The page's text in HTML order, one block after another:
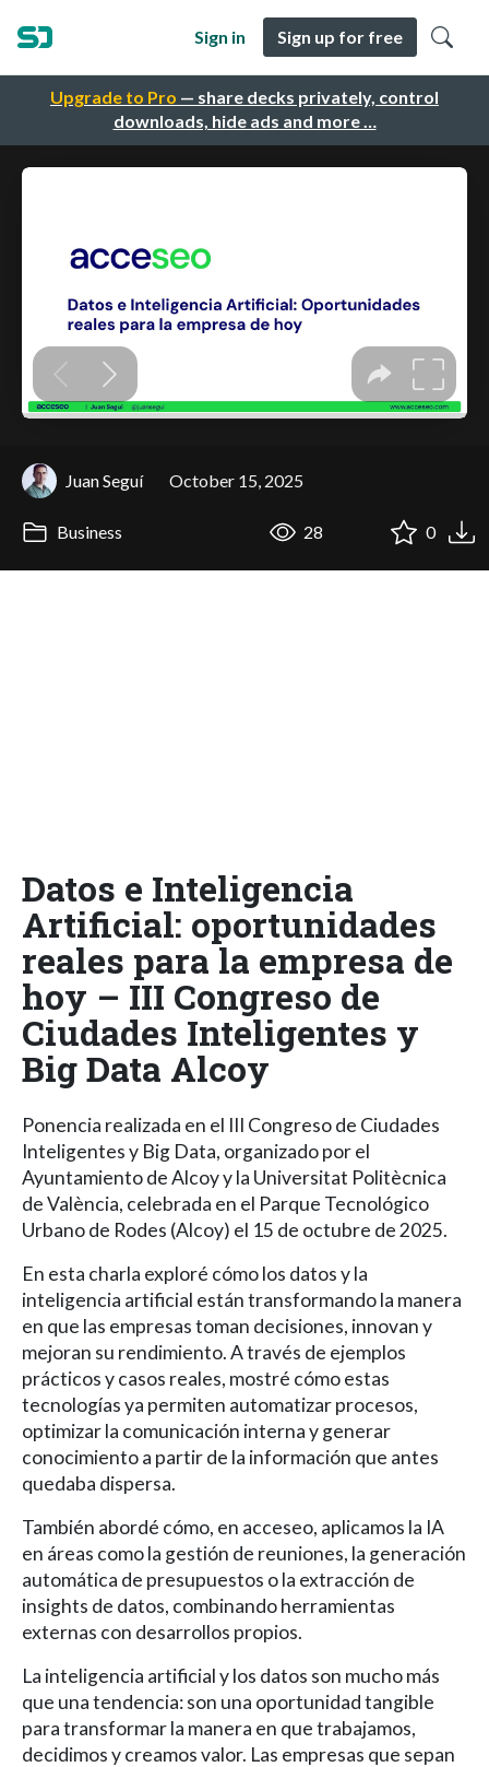
Upgrade to Pro — share decks privately, control
downloads, hide ads and more …
Sign in Sign up for free
Juan Seguí October 15, 2025
Business 28 0
Datos e Inteligencia
Artificial: oportunidades
reales para la empresa de
hoy – III Congreso de
Ciudades Inteligentes y
Big Data Alcoy
Ponencia realizada en el III Congreso de Ciudades
Inteligentes y Big Data, organizado por el
Ayuntamiento de Alcoy y la Universitat Politècnica
de València, celebrada en el Parque Tecnológico
Urbano de Rodes (Alcoy) el 15 de octubre de 2025.
En esta charla exploré cómo los datos y la
inteligencia artificial están transformando la manera
en que las empresas toman decisiones, innovan y
mejoran su rendimiento. A través de ejemplos
prácticos y casos reales, mostré cómo estas
tecnologías ya permiten automatizar procesos,
optimizar la comunicación interna y generar
conocimiento a partir de la información que antes
quedaba dispersa.
También abordé cómo, en acceseo, aplicamos la IA
en áreas como la gestión de reuniones, la generación
automática de presupuestos o la extracción de
insights de datos, combinando herramientas
externas con desarrollos propios.
La inteligencia artificial y los datos son mucho más
que una tendencia: son una oportunidad tangible
para transformar la manera en que trabajamos,
decidimos y creamos valor. Las empresas que sepan